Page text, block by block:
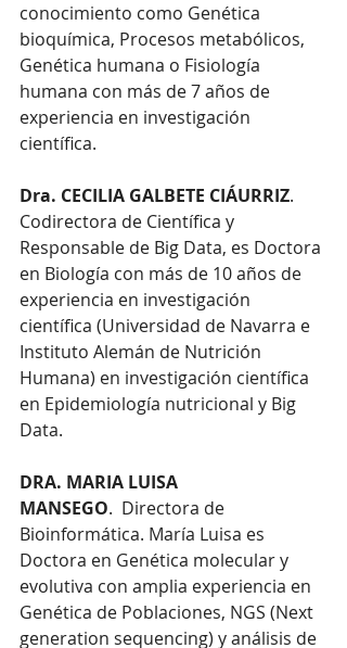
conocimiento como Genética
bioquímica, Procesos metabólicos,
Genética humana o Fisiología
humana con más de 7 años de
experiencia en investigación
científica.
Dra. CECILIA GALBETE CIÁURRIZ.
Codirectora de Científica y
Responsable de Big Data, es Doctora
en Biología con más de 10 años de
experiencia en investigación
científica (Universidad de Navarra e
Instituto Alemán de Nutrición
Humana) en investigación científica
en Epidemiología nutricional y Big
Data.
DRA. MARIA LUISA
MANSEGO.  Directora de
Bioinformática. María Luisa es
Doctora en Genética molecular y
evolutiva con amplia experiencia en
Genética de Poblaciones, NGS (Next
generation sequencing) y análisis de